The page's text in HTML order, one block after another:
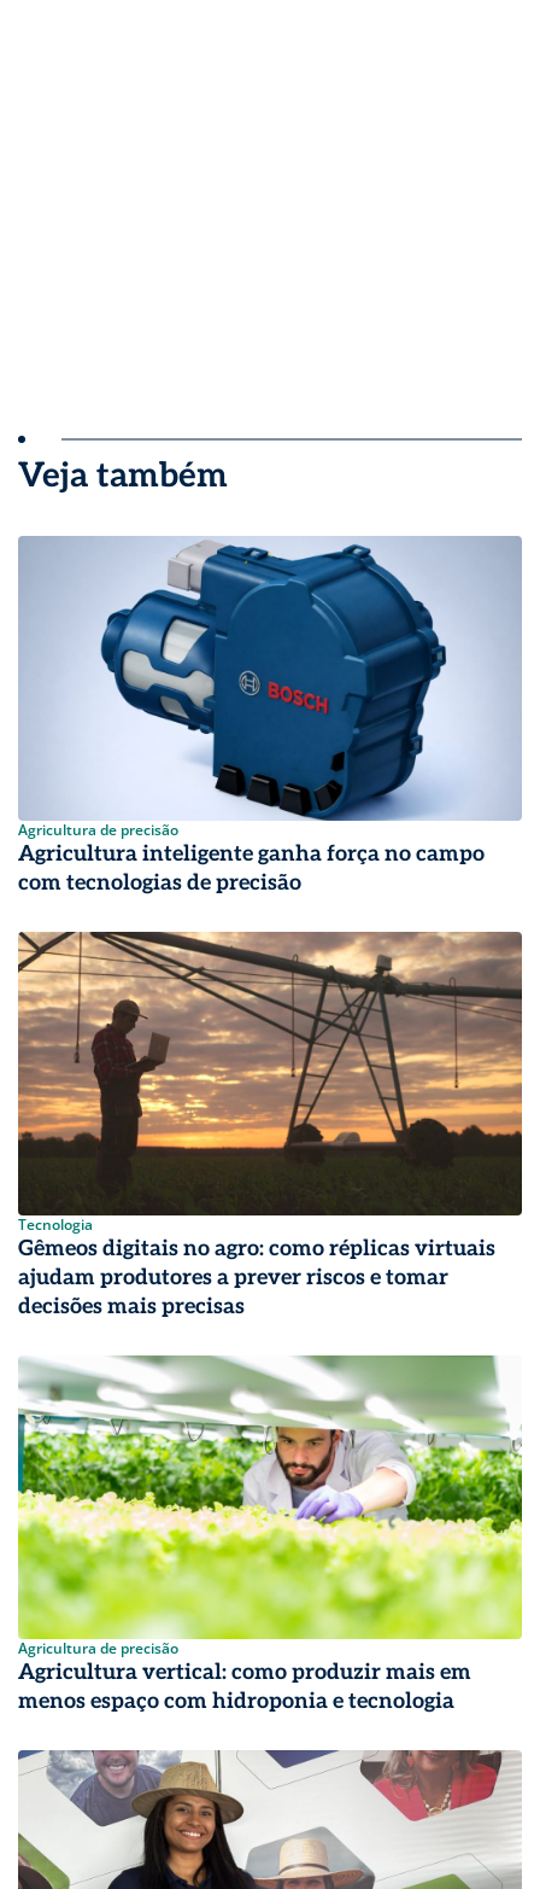
Veja também
Agricultura de precisão
Agricultura inteligente ganha força no campo
com tecnologias de precisão
Tecnologia
Gêmeos digitais no agro: como réplicas virtuais
ajudam produtores a prever riscos e tomar
decisões mais precisas
Agricultura de precisão
Agricultura vertical: como produzir mais em
menos espaço com hidroponia e tecnologia